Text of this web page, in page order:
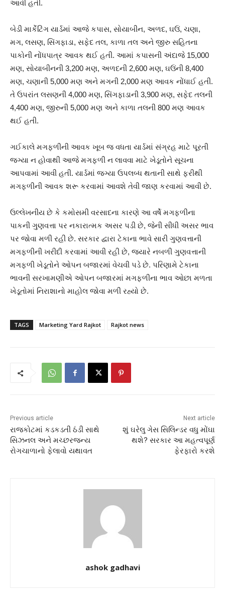
આવી હતી.
બેડી માર્કેટિંગ યાર્ડમાં આજે કપાસ, સોયાબીન, અળદ, ઘઉં, ચણા,
મગ, લસણ, સિંગફાડા, સફેદ તલ, કાળા તલ અને જીરુ સહિતના
પાકોની નોંધપાત્ર આવક થઈ હતી. આમાં કપાસની અંદાજે 15,000
મણ, સોયાબીનની 3,200 મણ, અળદની 2,600 મણ, ઘઉંની 8,400
મણ, ચણાની 5,000 મણ અને મગની 2,000 મણ આવક નોંધાઈ હતી.
તે ઉપરાંત લસણની 4,000 મણ, સિંગફાડાની 3,900 મણ, સફેદ તલની
4,400 મણ, જીરુની 5,000 મણ અને કાળા તલની 800 મણ આવક
થઈ હતી.
ગઈકાલે મગફળીની આવક ખૂબ જ વધતા યાર્ડમાં સંગ્રહ માટે પૂરતી
જગ્યા ન હોવાથી આજે મગફળી ન લાવવા માટે ખેડૂતોને સૂચના
આપવામાં આવી હતી. યાર્ડમાં જગ્યા ઉપલબ્ધ થતાની સાથે ફરીથી
મગફળીની આવક શરૂ કરવામાં આવશે તેવી જાણ કરવામાં આવી છે.
ઉલ્લેખનીય છે કે કમોસમી વરસાદના કારણે આ વર્ષે મગફળીના
પાકની ગુણવત્તા પર નકારાત્મક અસર પડી છે, જેની સીધી અસર ભાવ
પર જોવા મળી રહી છે. સરકાર દ્વારા ટેકાના ભાવે સારી ગુણવત્તાની
મગફળીની ખરીદી કરવામાં આવી રહી છે, જ્યારે નબળી ગુણવત્તાની
મગફળી ખેડૂતોને ઓપન બજારમાં વેચવી પડે છે. પરિણામે ટેકાના
ભાવની સરખામણીએ ઓપન બજારમાં મગફળીના ભાવ ઓછા મળતા
ખેડૂતોમાં નિરાશાનો માહોલ જોવા મળી રહ્યો છે.
TAGS Marketing Yard Rajkot Rajkot news
Previous article
રાજકોટમાં કડકડતી ઠંડી સાથે
સિઝનલ અને મચ્છરજન્ય
રોગચાળાનો ફેલાવો યથાવત
Next article
શું ઘરેલુ ગેસ સિલિન્ડર વધુ મોંઘા
થશે? સરકાર આ મહત્વપૂર્ણ
ફેરફારો કરશે
ashok gadhavi